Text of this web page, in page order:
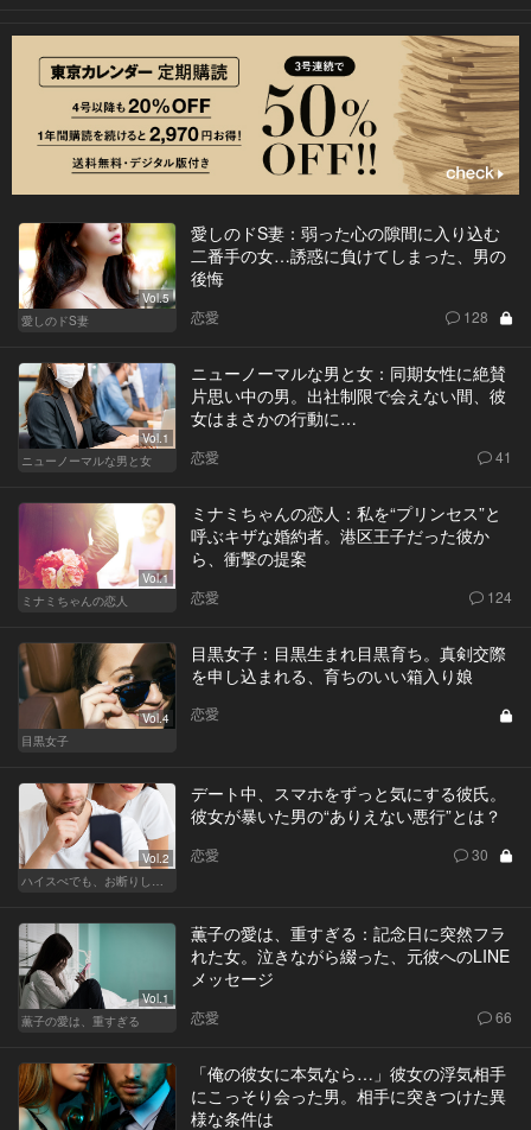
Vol.5
愛しのドS妻
愛しのドS妻：弱った心の隙間に入り込む
二番手の女…誘惑に負けてしまった、男の
後悔
恋愛 128
Vol.1
ニューノーマルな男と女
ニューノーマルな男と女：同期女性に絶賛
片思い中の男。出社制限で会えない間、彼
女はまさかの行動に…
恋愛 41
Vol.1
ミナミちゃんの恋人
ミナミちゃんの恋人：私を“プリンセス”と
呼ぶキザな婚約者。港区王子だった彼か
ら、衝撃の提案
恋愛 124
Vol.4
目黒女子
目黒女子：目黒生まれ目黒育ち。真剣交際
を申し込まれる、育ちのいい箱入り娘
恋愛
Vol.2
ハイスぺでも、お断りします！
デート中、スマホをずっと気にする彼氏。
彼女が暴いた男の“ありえない悪行”とは？
恋愛 30
Vol.1
薫子の愛は、重すぎる
薫子の愛は、重すぎる：記念日に突然フラ
れた女。泣きながら綴った、元彼へのLINE
メッセージ
恋愛 66
「俺の彼女に本気なら…」彼女の浮気相手
にこっそり会った男。相手に突きつけた異
様な条件は